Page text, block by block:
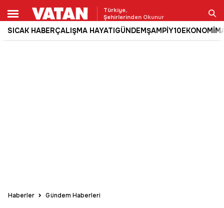
Türkiye,
Şehirlerinden Okunur
SICAK HABERÇALIŞMA HAYATIGÜNDEMŞAMPİY10EKONOMİ
Ara
Haberler Gündem Haberleri